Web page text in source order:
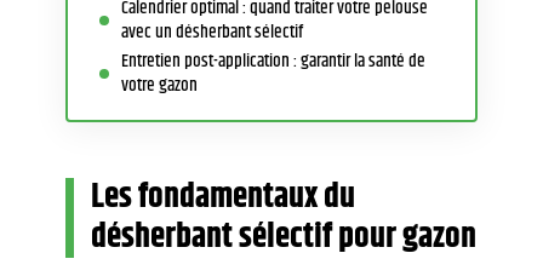
Calendrier optimal : quand traiter votre pelouse
avec un désherbant sélectif
Entretien post-application : garantir la santé de
votre gazon
Les fondamentaux du
désherbant sélectif pour gazon